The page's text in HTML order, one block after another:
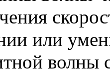
или
волны